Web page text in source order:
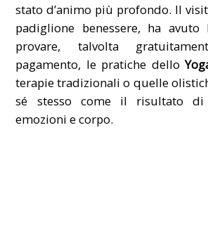
stato d’animo più profondo. Il
padiglione benessere, ha
provare, talvolta
pagamento, le pratiche dello
terapie tradizionali o quelle
sé stesso come il risultato di
emozioni e corpo.